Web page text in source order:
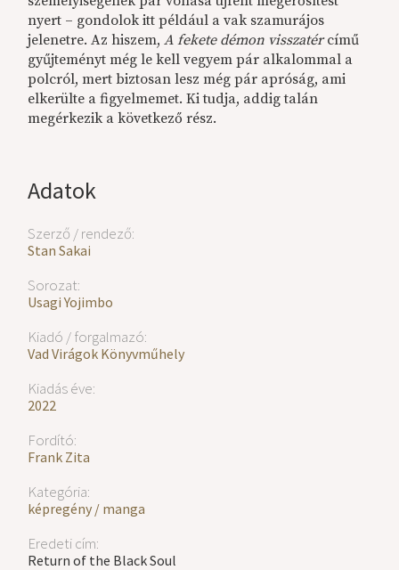
Adatok
Szerző / rendező:
Stan Sakai
Sorozat:
Usagi Yojimbo
Kiadó / forgalmazó:
Vad Virágok Könyvműhely
Kiadás éve:
2022
Fordító:
Frank Zita
Kategória:
képregény / manga
Eredeti cím:
Return of the Black Soul
nyert – gondolok itt például a vak szamurájos
jelenetre. Az hiszem,A fekete démon visszatércímű
gyűjteményt még le kell vegyem pár alkalommal a
polcról, mert biztosan lesz még pár apróság, ami
elkerülte a figyelmemet. Ki tudja, addig talán
megérkezik a következő rész.